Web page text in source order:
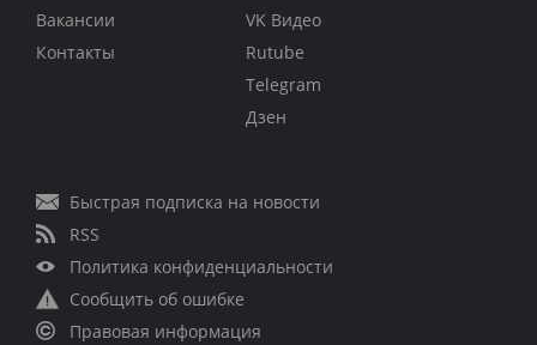
Вакансии
Контакты
VK Видео
Rutube
Telegram
Дзен
Быстрая подписка на новости
RSS
Политика конфиденциальности
Сообщить об ошибке
Правовая информация